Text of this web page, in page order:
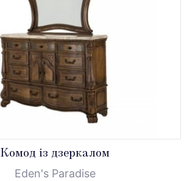
Комод із дзеркалом
Eden's Paradise